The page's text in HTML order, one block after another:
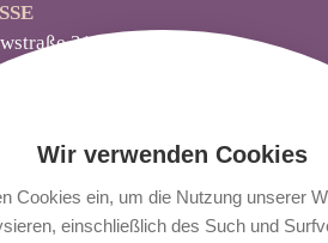
31
zu uns bequem mit denLeipziger
, mit demAnfahrt Fahrrad,
.
Wir verwenden Cookies
Cookies ein, um die Nutzung unserer
einschließlich des Such und